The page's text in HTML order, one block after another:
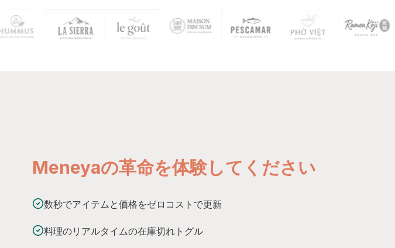
Meneyaの革命を体験してください
数秒でアイテムと価格をゼロコストで更新
料理のリアルタイムの在庫切れトグル